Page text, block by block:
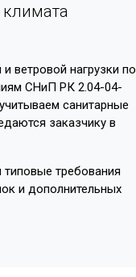
климата
ветровой нагрузки по
СНиП РК 2.04-04-
санитарные
заказчику в
требования
и дополнительных